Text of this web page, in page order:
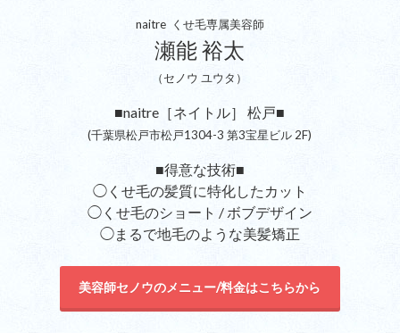
naitre くせ毛専属美容師
瀬能 裕太
（セノウ ユウタ）
■naitre［ネイトル］ 松戸■
(千葉県松戸市松戸1304-3 第3宝星ビル 2F)
■得意な技術■
◯くせ毛の髪質に特化したカット
◯くせ毛のショート / ボブデザイン
◯まるで地毛のような美髪矯正
美容師セノウのメニュー/料金はこちらから